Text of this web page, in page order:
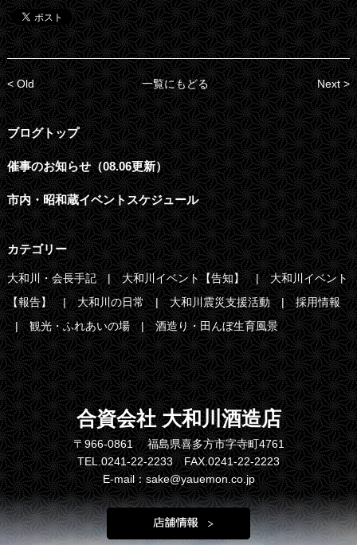
< Old 一覧にもどる Next >
ブログトップ
催事のお知らせ（08.06更新）
市内・昭和蔵イベントスケジュール
カテゴリー
大和川・会長手記 大和川イベント【告知】
大和川イベント
【報告】
大和川の日常 大和川震災支援活動
採用情報
観光・ふれあいの場
酒造り・田んぼ生育風景
合資会社 大和川酒造店
〒966-0861 福島県喜多方市字寺町4761
TEL.0241-22-2233 FAX.0241-22-2223
E-mail：sake@yauemon.co.jp